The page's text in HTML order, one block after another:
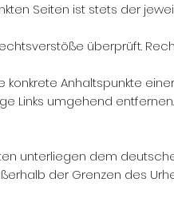
Seiten ist stets der
überprüft.
Anhaltspunkte
Links umgehend entfernen.
unterliegen dem
der Grenzen des